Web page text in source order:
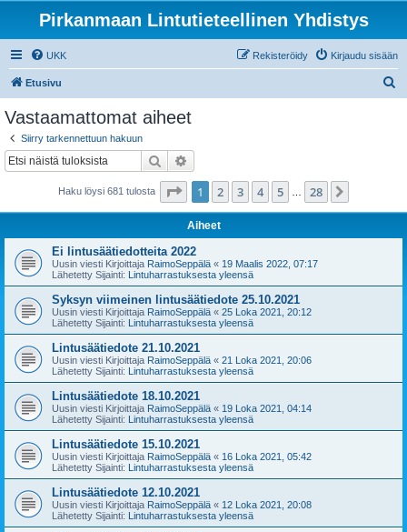
Pirkanmaan Lintutieteellinen Yhdistys
UKK Kirjaudu sisään
Rekisteröidy
Etusivu
Vastaamattomat aiheet
Siirry tarkennettuun hakuun
Etsi
Haku löysi 681 tulosta Sivu /28
1 2 3 4 5 28
Aiheet
Ei lintusäätiedotteita 2022
Uusin viesti Kirjoittaja RaimoSeppälä « 19 Maalis 2022, 07:17
Lähetetty Sijainti: Lintuharrastuksesta yleensä
Syksyn viimeinen lintusäätiedote 25.10.2021
Uusin viesti Kirjoittaja RaimoSeppälä « 25 Loka 2021, 20:12
Lähetetty Sijainti: Lintuharrastuksesta yleensä
Lintusäätiedote 21.10.2021
Uusin viesti Kirjoittaja RaimoSeppälä « 21 Loka 2021, 20:06
Lähetetty Sijainti: Lintuharrastuksesta yleensä
Lintusäätiedote 18.10.2021
Uusin viesti Kirjoittaja RaimoSeppälä « 19 Loka 2021, 04:14
Lähetetty Sijainti: Lintuharrastuksesta yleensä
Lintusäätiedote 15.10.2021
Uusin viesti Kirjoittaja RaimoSeppälä « 16 Loka 2021, 05:42
Lähetetty Sijainti: Lintuharrastuksesta yleensä
Lintusäätiedote 12.10.2021
Uusin viesti Kirjoittaja RaimoSeppälä « 12 Loka 2021, 20:08
Lähetetty Sijainti: Lintuharrastuksesta yleensä